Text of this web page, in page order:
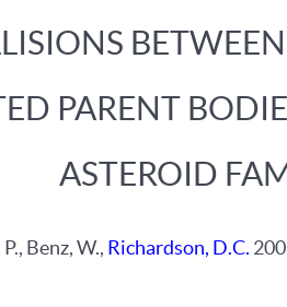
PARENT
ASTEROID
Benz, W., Richardson, D.C.